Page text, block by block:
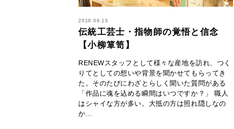
2019.09.13
伝統工芸士・指物師の覚悟と信念
【小柳箪笥】
RENEWスタッフとして様々な産地を訪れ、つく
りてとしての想いや背景を聞かせてもらってき
た。そのたびにわざとらしく聞いた質問がある
「作品に魂を込める瞬間はいつですか？」 職人
はシャイな方が多い。大抵の方は照れ隠しなの
か…